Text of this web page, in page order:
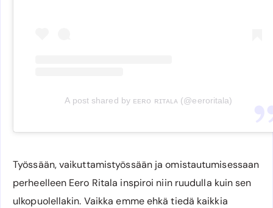
A post shared by ᴇᴇʀᴏ ʀɪᴛᴀʟᴀ (@eeroritala)
Työssään, vaikuttamistyössään ja omistautumisessaan
perheelleen Eero Ritala inspiroi niin ruudulla kuin sen
ulkopuolellakin. Vaikka emme ehkä tiedä kaikkia